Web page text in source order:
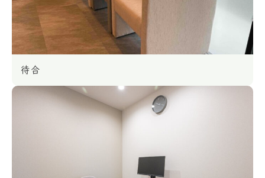
待合